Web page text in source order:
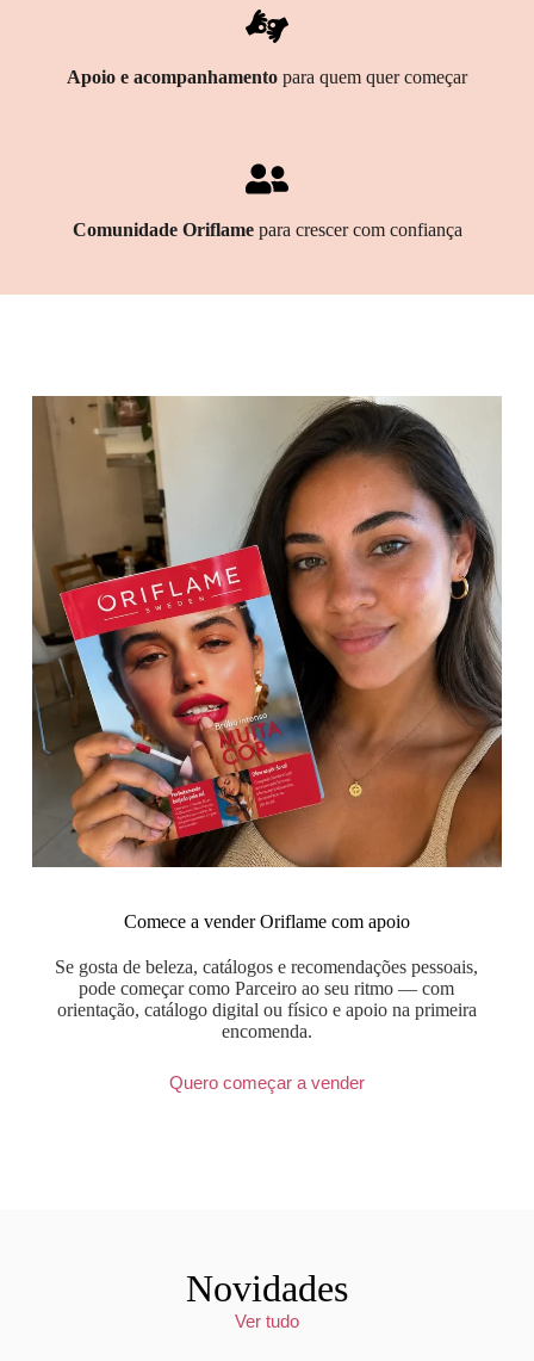
Apoio e acompanhamento para quem quer começar
Comunidade Oriflamepara crescer com confiança
Comece a vender Oriflame com apoio
Se gosta de beleza, catálogos e recomendações pessoais,
pode começar como Parceiro ao seu ritmo — com
orientação, catálogo digital ou físico e apoio na primeira
encomenda.
Quero começar a vender
Novidades
Ver tudo